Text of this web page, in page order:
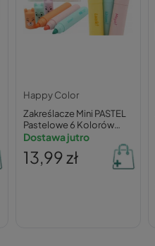
Happy Color
Zakreślacze Mini PASTEL
Pastelowe 6 Kolorów
Happy Color
Dostawa jutro
13,99 zł